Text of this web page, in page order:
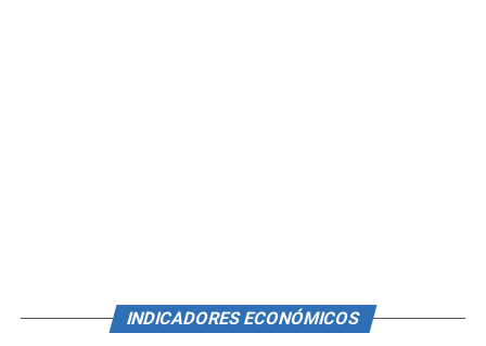
INDICADORES ECONÓMICOS